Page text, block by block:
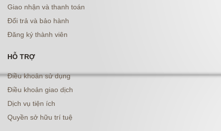
Giao nhận và thanh toán
Đổi trả và bảo hành
Đăng ký thành viên
HỖ TRỢ
Điều khoản sử dụng
Điều khoản giao dịch
Dịch vụ tiện ích
Quyền sở hữu trí tuệ